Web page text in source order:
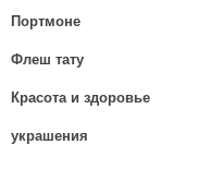
Портмоне
Флеш тату
Красота и здоровье
украшения